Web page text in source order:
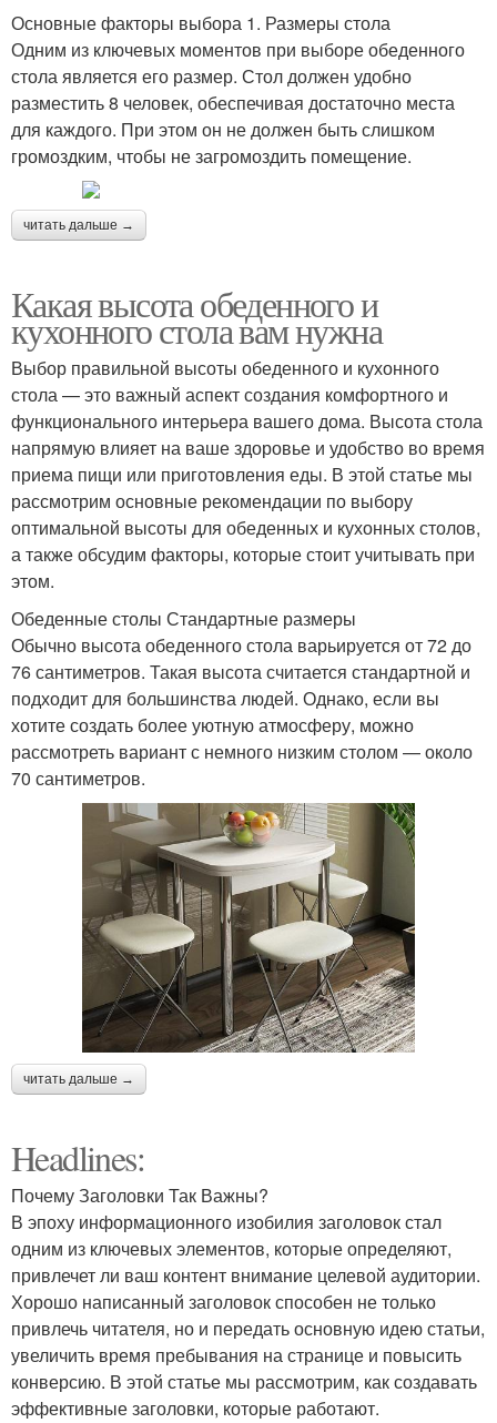
Основные факторы выбора 1. Размеры стола
Одним из ключевых моментов при выборе обеденного
стола является его размер. Стол должен удобно
разместить 8 человек, обеспечивая достаточно места
для каждого. При этом он не должен быть слишком
громоздким, чтобы не загромоздить помещение.
читать дальше →
Какая высота обеденного и
кухонного стола вам нужна
Выбор правильной высоты обеденного и кухонного
стола — это важный аспект создания комфортного и
функционального интерьера вашего дома. Высота стола
напрямую влияет на ваше здоровье и удобство во время
приема пищи или приготовления еды. В этой статье мы
рассмотрим основные рекомендации по выбору
оптимальной высоты для обеденных и кухонных столов,
а также обсудим факторы, которые стоит учитывать при
этом.
Обеденные столы Стандартные размеры
Обычно высота обеденного стола варьируется от 72 до
76 сантиметров. Такая высота считается стандартной и
подходит для большинства людей. Однако, если вы
хотите создать более уютную атмосферу, можно
рассмотреть вариант с немного низким столом — около
70 сантиметров.
читать дальше →
Headlines:
Почему Заголовки Так Важны?
В эпоху информационного изобилия заголовок стал
одним из ключевых элементов, которые определяют,
привлечет ли ваш контент внимание целевой аудитории.
Хорошо написанный заголовок способен не только
привлечь читателя, но и передать основную идею статьи,
увеличить время пребывания на странице и повысить
конверсию. В этой статье мы рассмотрим, как создавать
эффективные заголовки, которые работают.